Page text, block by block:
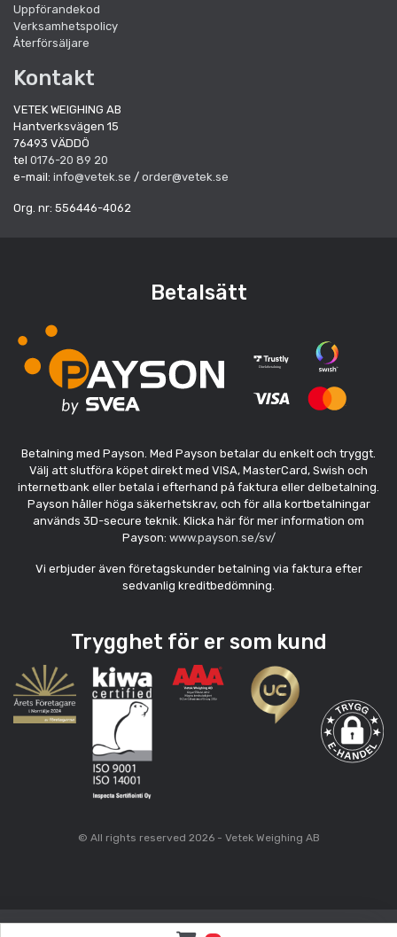
Uppförandekod
Verksamhetspolicy
Återförsäljare
Kontakt
VETEK WEIGHING AB
Hantverksvägen 15
76493 VÄDDÖ
tel 0176-20 89 20
e-mail: info@vetek.se / order@vetek.se
Org. nr: 556446-4062
Betalsätt
Betalning med Payson. Med Payson betalar du enkelt och tryggt.
Välj att slutföra köpet direkt med VISA, MasterCard, Swish och
internetbank eller betala i efterhand på faktura eller delbetalning.
Payson håller höga säkerhetskrav, och för alla kortbetalningar
används 3D-secure teknik. Klicka här för mer information om
Payson: www.payson.se/sv/
Vi erbjuder även företagskunder betalning via faktura efter
sedvanlig kreditbedömning.
Trygghet för er som kund
© All rights reserved 2026 - Vetek Weighing AB